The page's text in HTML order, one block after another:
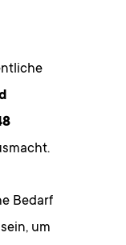
Bedarf
um